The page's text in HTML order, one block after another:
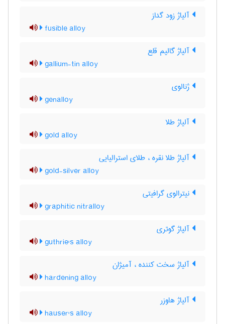
آلیاژ زود گداز
fusible alloy
آلیاژ گالیم قلع
gallium-tin alloy
ژنالوی
genalloy
آلیاژ طلا
gold alloy
آلیاژ طلا نقره ، طلای استرالیایی
gold-silver alloy
نیترالوی گرافیتی
graphitic nitralloy
آلیاژ گوتری
guthrie's alloy
آلیاژ سخت کننده ، آمیژان
hardening alloy
آلیاژ هاوزر
hauser's alloy